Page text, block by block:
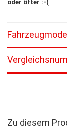
oder öfter :-(
Zu diesem